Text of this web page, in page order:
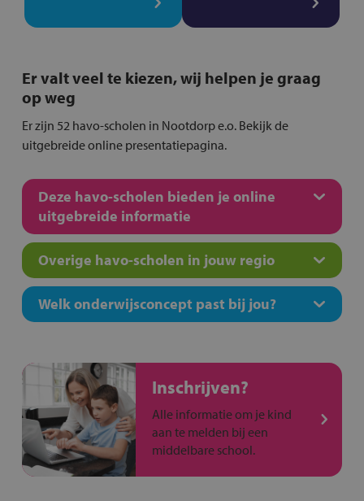
Er valt veel te kiezen, wij helpen je graag
op weg
Er zijn 52 havo-scholen in Nootdorp e.o. Bekijk de
uitgebreide online presentatiepagina.
Deze havo-scholen bieden je online
uitgebreide informatie
Overige havo-scholen in jouw regio
Welk onderwijsconcept past bij jou?
Inschrijven?
Alle informatie om je kind
aan te melden bij een
middelbare school.